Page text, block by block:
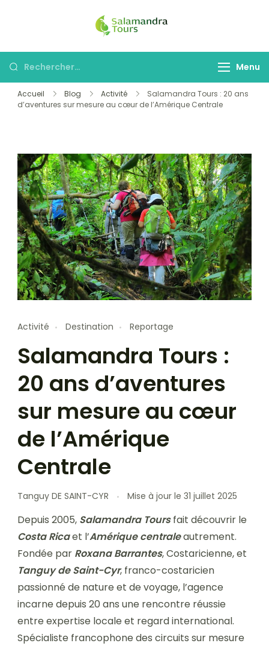
Tours
découvrir le Costa
Rechercher : Menu
Accueil Blog Activité
Salamandra Tours : 20 ans
d’aventures sur mesure au cœur de l’Amérique Centrale
Activité Destination Reportage
Salamandra Tours :
20 ans d’aventures
sur mesure au cœur
de l’Amérique
Centrale
Tanguy DE SAINT-CYR Mise à jour le 31 juillet 2025
Depuis 2005, Salamandra Toursfait découvrir le
Costa Ricaet l’Amérique centraleautrement.
Fondée par Roxana Barrantes, Costaricienne, et
Tanguy de Saint-Cyr, franco-costaricien
passionné de nature et de voyage, l’agence
incarne depuis 20 ans une rencontre réussie
entre expertise locale et regard international.
Spécialiste francophone des circuits sur mesure